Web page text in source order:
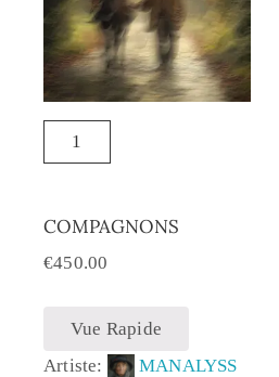
COMPAGNONS
€450.00
Vue Rapide
Artiste:
MANALYSS